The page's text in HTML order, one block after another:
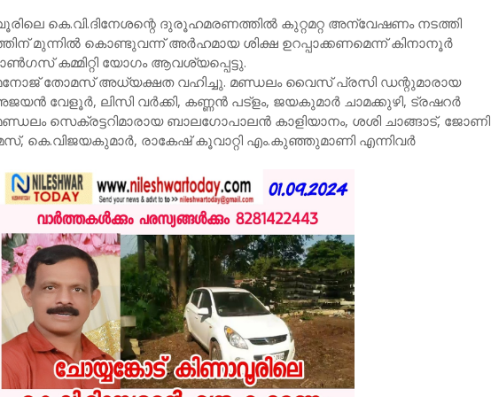
കെ.വി.ദിനേശന്റെ ദുരൂഹമരണത്തിൽ കുറ്റമറ്റ അന്വേഷണം നടത്തി
മുന്നിൽ കൊണ്ടുവന്ന് അർഹമായ ശിക്ഷ ഉറപ്പാക്കണമെന്ന് കിനാനൂർ
കമ്മിറ്റി യോഗം ആവശ്യപ്പെട്ടു.
തോമസ് അധ്യക്ഷത വഹിച്ചു. മണ്ഡലം വൈസ് പ്രസി ഡന്റുമാരായ
വേളൂർ, ലിസി വർക്കി, കണ്ണൻ പട്ളം, ജയകുമാർ ചാമക്കുഴി, ട്രഷറർ
സെക്രട്ടറിമാരായ ബാലഗോപാലൻ കാളിയാനം, ശശി ചാങ്ങാട്, ജോണി
കെ.വിജയകുമാർ, രാകേഷ് കൂവാറ്റി എം.കുഞ്ഞുമാണി എന്നിവർ